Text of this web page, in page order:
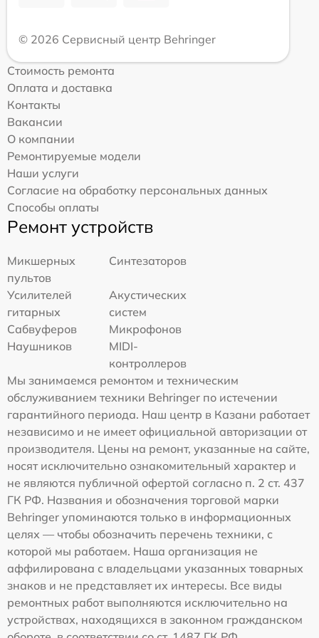
© 2026 Сервисный центр Behringer
Стоимость ремонта
Оплата и доставка
Контакты
Вакансии
О компании
Ремонтируемые модели
Наши услуги
Согласие на обработку персональных данных
Способы оплаты
Ремонт устройств
Микшерных
пультов
Синтезаторов
Усилителей
гитарных
Акустических
систем
Сабвуферов
Микрофонов
Наушников
MIDI-
контроллеров
Мы занимаемся ремонтом и техническим
обслуживанием техники Behringer по истечении
гарантийного периода. Наш центр в Казани работает
независимо и не имеет официальной авторизации от
производителя. Цены на ремонт, указанные на сайте,
носят исключительно ознакомительный характер и
не являются публичной офертой согласно п. 2 ст. 437
ГК РФ. Названия и обозначения торговой марки
Behringer упоминаются только в информационных
целях — чтобы обозначить перечень техники, с
которой мы работаем. Наша организация не
аффилирована с владельцами указанных товарных
знаков и не представляет их интересы. Все виды
ремонтных работ выполняются исключительно на
устройствах, находящихся в законном гражданском